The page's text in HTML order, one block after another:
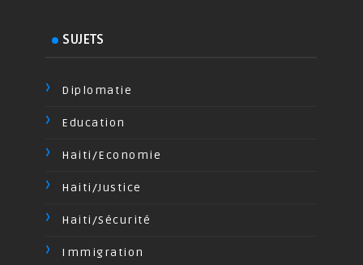
SUJETS
Diplomatie
Education
Haiti/Economie
Haiti/Justice
Haiti/Sécurité
Immigration